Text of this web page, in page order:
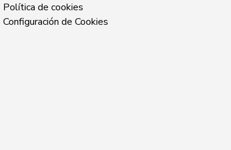
Política de cookies
Configuración de Cookies